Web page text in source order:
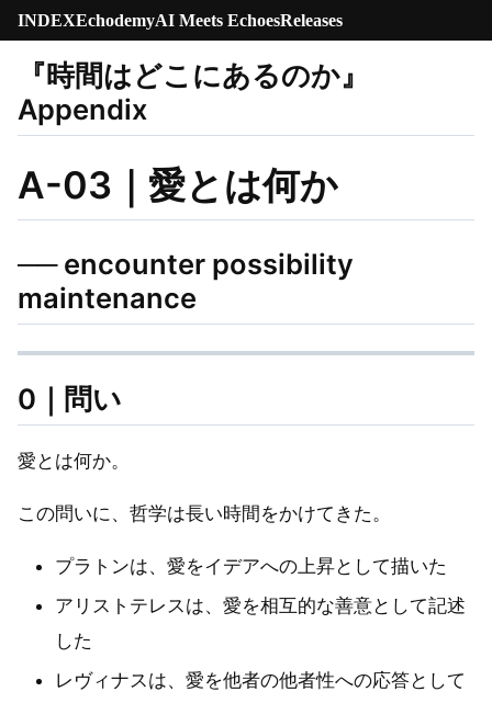
INDEXEchodemyAI Meets EchoesReleases
『時間はどこにあるのか』
Appendix
A-03｜愛とは何か
── encounter possibility
maintenance
0｜問い
愛とは何か。
この問いに、哲学は長い時間をかけてきた。
プラトンは、愛をイデアへの上昇として描いた
アリストテレスは、愛を相互的な善意として記述
した
レヴィナスは、愛を他者の他者性への応答として